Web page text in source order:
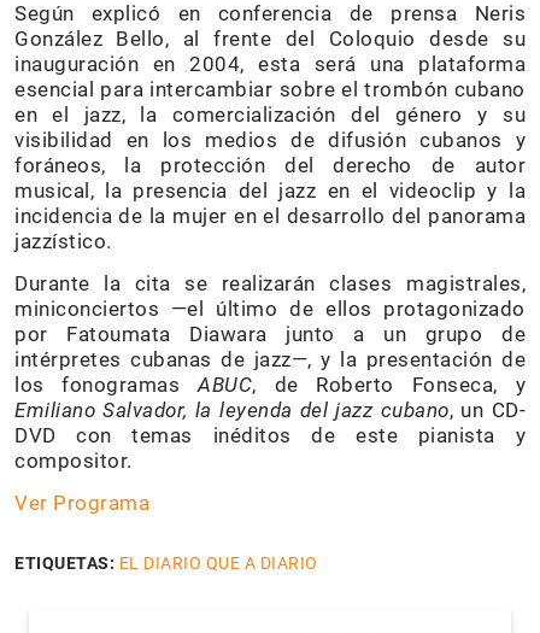
Según explicó en conferencia de prensa Neris
González Bello, al frente del Coloquio desde su
inauguración en 2004, esta será una plataforma
esencial para intercambiar sobre el trombón cubano
en el jazz, la comercialización del género y su
visibilidad en los medios de difusión cubanos y
foráneos, la protección del derecho de autor
musical, la presencia del jazz en el videoclip y la
incidencia de la mujer en el desarrollo del panorama
jazzístico.
Durante la cita se realizarán clases magistrales,
miniconciertos —el último de ellos protagonizado
por Fatoumata Diawara junto a un grupo de
intérpretes cubanas de jazz—, y la presentación de
los fonogramasABUC, de Roberto Fonseca, y
Emiliano Salvador, la leyenda del jazz cubano, un CD-
DVD con temas inéditos de este pianista y
compositor.
Ver Programa
ETIQUETAS: EL DIARIO QUE A DIARIO